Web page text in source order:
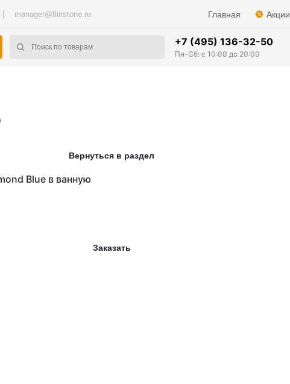
manager@flinstone.ru Главная Акции
+7 (495) 136-32-50
Пн-Сб: с 10:00 до 20:00
Вернуться в раздел
Blue в ванную
Заказать